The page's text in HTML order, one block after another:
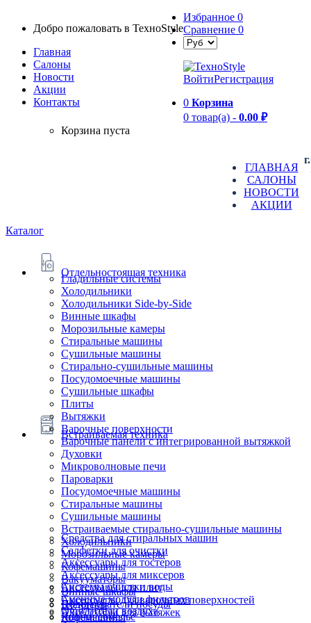
Добро пожаловать в TexноStyle
Главная
Салоны
Новости
Aкции
Контакты
Избранное 0
Сравнение 0
ВойтиРегистрация
0 Корзина
0 товар(а) - 0.00 ₽
Корзина пуста
ГЛАВНАЯ
САЛОНЫ
НОВОСТИ
АКЦИИ
Каталог
Отдельностоящая техника
Гладильные системы
Холодильники
Холодильники Side-by-Side
Винные шкафы
Морозильные камеры
Стиральные машины
Сушильные машины
Стирально-сушильные машины
Посудомоечные машины
Сушильные шкафы
Плиты
Встраиваемая техника
Вытяжки
Варочные поверхности
Варочные панели с интегрированной вытяжкой
Духовки
Микроволновые печи
Пароварки
Посудомоечные машины
Стиральные машины
Сушильные машины
Встраиваемые стирально-сушильные машины
Холодильники
Морозильные камеры
Кофемашины
Вакууматоры
Винные шкафы
Подогреватели посуды
Ящики сомелье
Блендеры
Кофемашины
Очистители воздуха
Системы очистки воды
Сменные модули фильтров
Аксессуары для тостеров
Аксессуары для миксеров
Аксессуары для плит
Аксессуары для варочных поверхностей
Аксессуары для вытяжек
Средства для стиральных машин
Салфетки для очистки